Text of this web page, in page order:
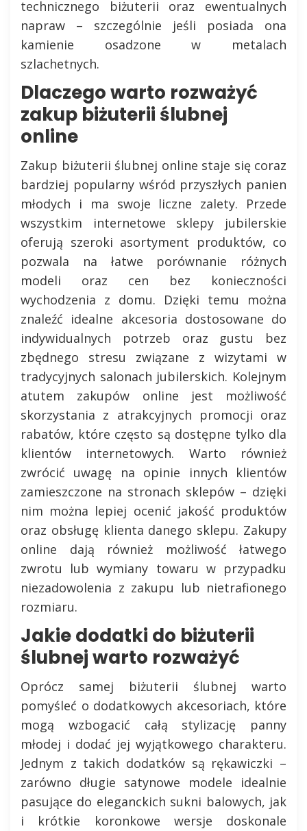
technicznego biżuterii oraz ewentualnych
napraw – szczególnie jeśli posiada ona
kamienie osadzone w metalach
szlachetnych.
Dlaczego warto rozważyć
zakup biżuterii ślubnej
online
Zakup biżuterii ślubnej online staje się coraz
bardziej popularny wśród przyszłych panien
młodych i ma swoje liczne zalety. Przede
wszystkim internetowe sklepy jubilerskie
oferują szeroki asortyment produktów, co
pozwala na łatwe porównanie różnych
modeli oraz cen bez konieczności
wychodzenia z domu. Dzięki temu można
znaleźć idealne akcesoria dostosowane do
indywidualnych potrzeb oraz gustu bez
zbędnego stresu związane z wizytami w
tradycyjnych salonach jubilerskich. Kolejnym
atutem zakupów online jest możliwość
skorzystania z atrakcyjnych promocji oraz
rabatów, które często są dostępne tylko dla
klientów internetowych. Warto również
zwrócić uwagę na opinie innych klientów
zamieszczone na stronach sklepów – dzięki
nim można lepiej ocenić jakość produktów
oraz obsługę klienta danego sklepu. Zakupy
online dają również możliwość łatwego
zwrotu lub wymiany towaru w przypadku
niezadowolenia z zakupu lub nietrafionego
rozmiaru.
Jakie dodatki do biżuterii
ślubnej warto rozważyć
Oprócz samej biżuterii ślubnej warto
pomyśleć o dodatkowych akcesoriach, które
mogą wzbogacić całą stylizację panny
młodej i dodać jej wyjątkowego charakteru.
Jednym z takich dodatków są rękawiczki –
zarówno długie satynowe modele idealnie
pasujące do eleganckich sukni balowych, jak
i krótkie koronkowe wersje doskonale